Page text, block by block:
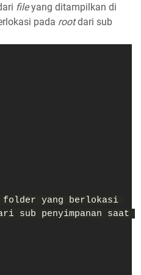
fileyang ditampilkan di
pada rootdari sub
folder yang berlokasi
sub penyimpanan saat